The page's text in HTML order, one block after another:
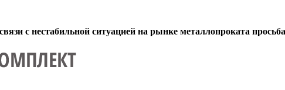
с нестабильной ситуацией на рынке металлопроката